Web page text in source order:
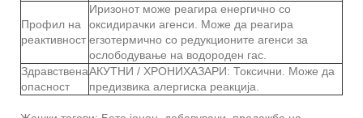
Профил на
реактивност
Иризонот може реагира енергично со
оксидирачки агенси. Може да реагира
егзотермично со редукционите агенси за
ослободување на водороден гас.
Здравствена
опасност
АКУТНИ / ХРОНИХАЗАРИ: Токсични. Може да
предизвика алергиска реакција.